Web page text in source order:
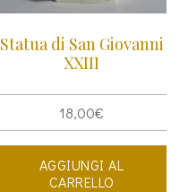
Statua di San Giovanni
XXIII
18,00€
AGGIUNGI AL
CARRELLO